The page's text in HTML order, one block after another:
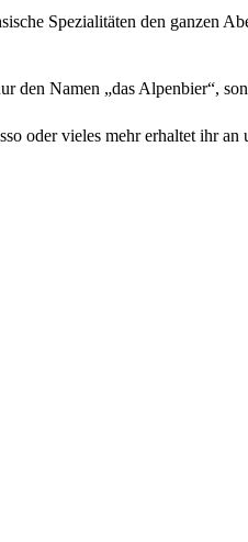
Spezialitäten den ganzen
Namen „das Alpenbier“,
vieles mehr erhaltet ihr an